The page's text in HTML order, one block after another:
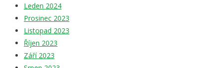
Leden 2024
Prosinec 2023
Listopad 2023
Říjen 2023
Září 2023